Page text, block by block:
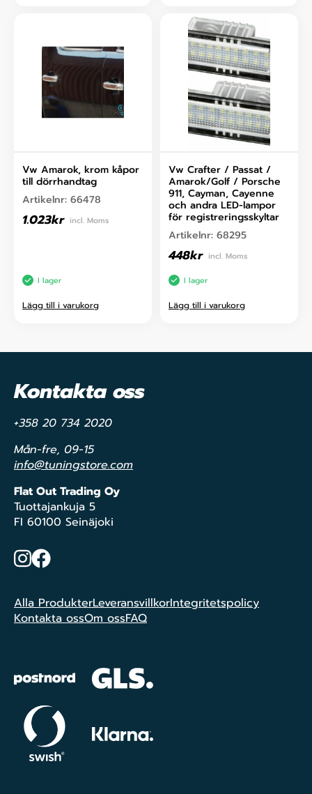
Vw Amarok, krom kåpor
till dörrhandtag
Artikelnr: 66478
1.023kr incl. Moms
I lager
Lägg till i varukorg
Vw Crafter / Passat /
Amarok/Golf / Porsche
911, Cayman, Cayenne
och andra LED-lampor
för registreringsskyltar
Artikelnr: 68295
448kr incl. Moms
I lager
Lägg till i varukorg
Kontakta oss
+358 20 734 2020
Mån-fre, 09-15
info@tuningstore.com
Flat Out Trading Oy
Tuottajankuja 5
FI 60100 Seinäjoki
Instagram
Facebook
Alla ProdukterLeveransvillkorIntegritetspolicy
Kontakta ossOm ossFAQ